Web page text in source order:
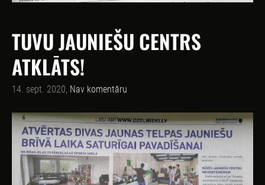
TUVU JAUNIEŠU CENTRS
ATKLĀTS!
14. sept. 2020, Nav komentāru